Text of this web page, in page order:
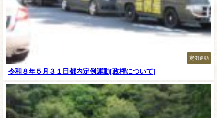
定例運動
令和８年５月３１日都内定例運動[政権について]